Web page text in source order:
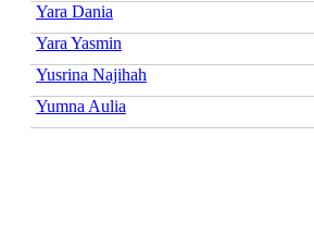
Yara Dania
Yara Yasmin
Yusrina Najihah
Yumna Aulia